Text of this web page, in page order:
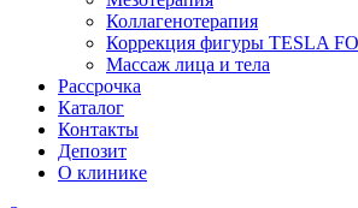
Коллагенотерапия
Коррекция фигуры TESLA
Массаж лица и тела
Рассрочка
Каталог
Контакты
Депозит
О клинике